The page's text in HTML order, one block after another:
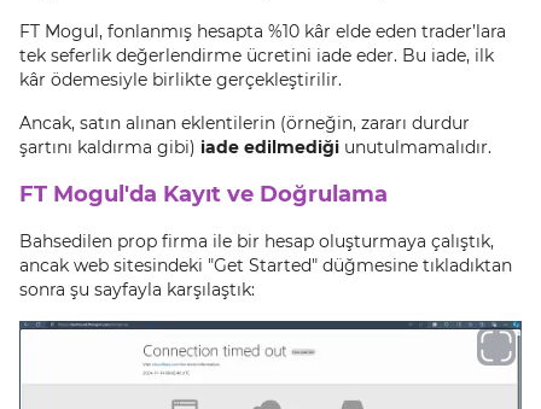
FT Mogul, fonlanmış hesapta %10 kâr elde eden trader’lara
tek seferlik değerlendirme ücretini iade eder. Bu iade, ilk
kâr ödemesiyle birlikte gerçekleştirilir.
Ancak, satın alınan eklentilerin (örneğin, zararı durdur
şartını kaldırma gibi) iade edilmediği unutulmamalıdır.
FT Mogul'da Kayıt ve Doğrulama
Bahsedilen prop firma ile bir hesap oluşturmaya çalıştık,
ancak web sitesindeki "Get Started" düğmesine tıkladıktan
sonra şu sayfayla karşılaştık: